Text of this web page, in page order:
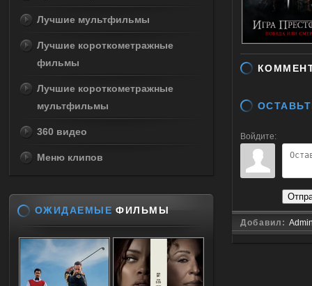
Войдите:
Добавил:
Лучшие мультфильмы
Лучшие короткометражные
фильмы
Лучшие короткометражные
мультфильмы
360 видео
Меню клипов
ОЖИДАЕМЫЕ ФИЛЬМЫ